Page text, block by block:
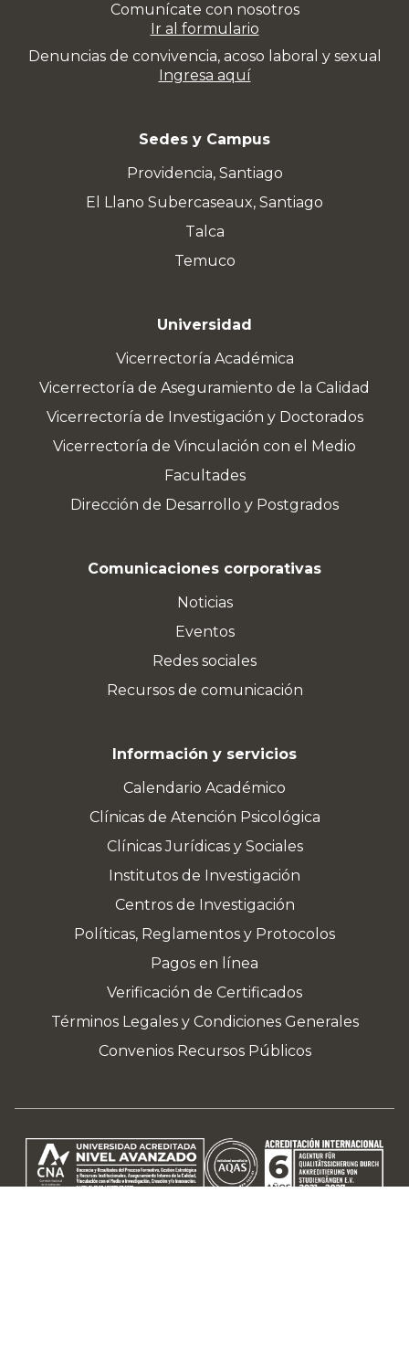
Comunícate con nosotros
Ir al formulario
Denuncias de convivencia, acoso laboral y sexual
Ingresa aquí
Sedes y Campus
Providencia, Santiago
El Llano Subercaseaux, Santiago
Talca
Temuco
Universidad
Vicerrectoría Académica
Vicerrectoría de Aseguramiento de la Calidad
Vicerrectoría de Investigación y Doctorados
Vicerrectoría de Vinculación con el Medio
Facultades
Dirección de Desarrollo y Postgrados
Comunicaciones corporativas
Noticias
Eventos
Redes sociales
Recursos de comunicación
Información y servicios
Calendario Académico
Clínicas de Atención Psicológica
Clínicas Jurídicas y Sociales
Institutos de Investigación
Centros de Investigación
Políticas, Reglamentos y Protocolos
Pagos en línea
Verificación de Certificados
Términos Legales y Condiciones Generales
Convenios Recursos Públicos